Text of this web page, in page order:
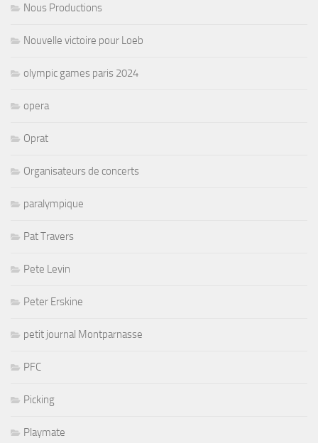
Nous Productions
Nouvelle victoire pour Loeb
olympic games paris 2024
opera
Oprat
Organisateurs de concerts
paralympique
Pat Travers
Pete Levin
Peter Erskine
petit journal Montparnasse
PFC
Picking
Playmate